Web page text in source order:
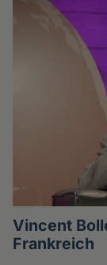
Vincent
Frankreich